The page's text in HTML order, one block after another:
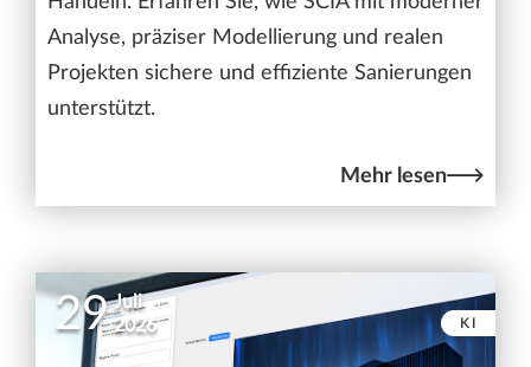
Analyse, präziser Modellierung und realen
Projekten sichere und effiziente Sanierungen
unterstützt.
Mehr lesen
29 Juli
2026
KI